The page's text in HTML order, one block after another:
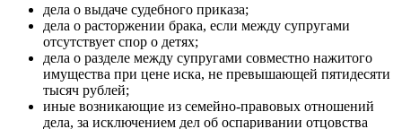
дела о выдаче судебного приказа;
дела о расторжении брака, если между супругами
отсутствует спор о детях;
дела о разделе между супругами совместно нажитого
имущества при цене иска, не превышающей пятидесяти
тысяч рублей;
иные возникающие из семейно-правовых отношений
дела, за исключением дел об оспаривании отцовства